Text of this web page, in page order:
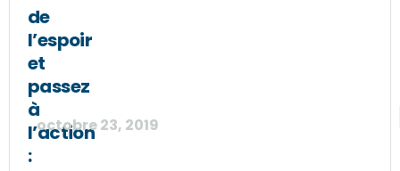
de
l’espoir
et
passez
à
l’action
:
octobre 23, 2019